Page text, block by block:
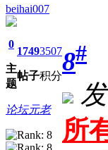
beihai007
0
主
题
1749
帖子
3507
积分
论坛元老
8#
所